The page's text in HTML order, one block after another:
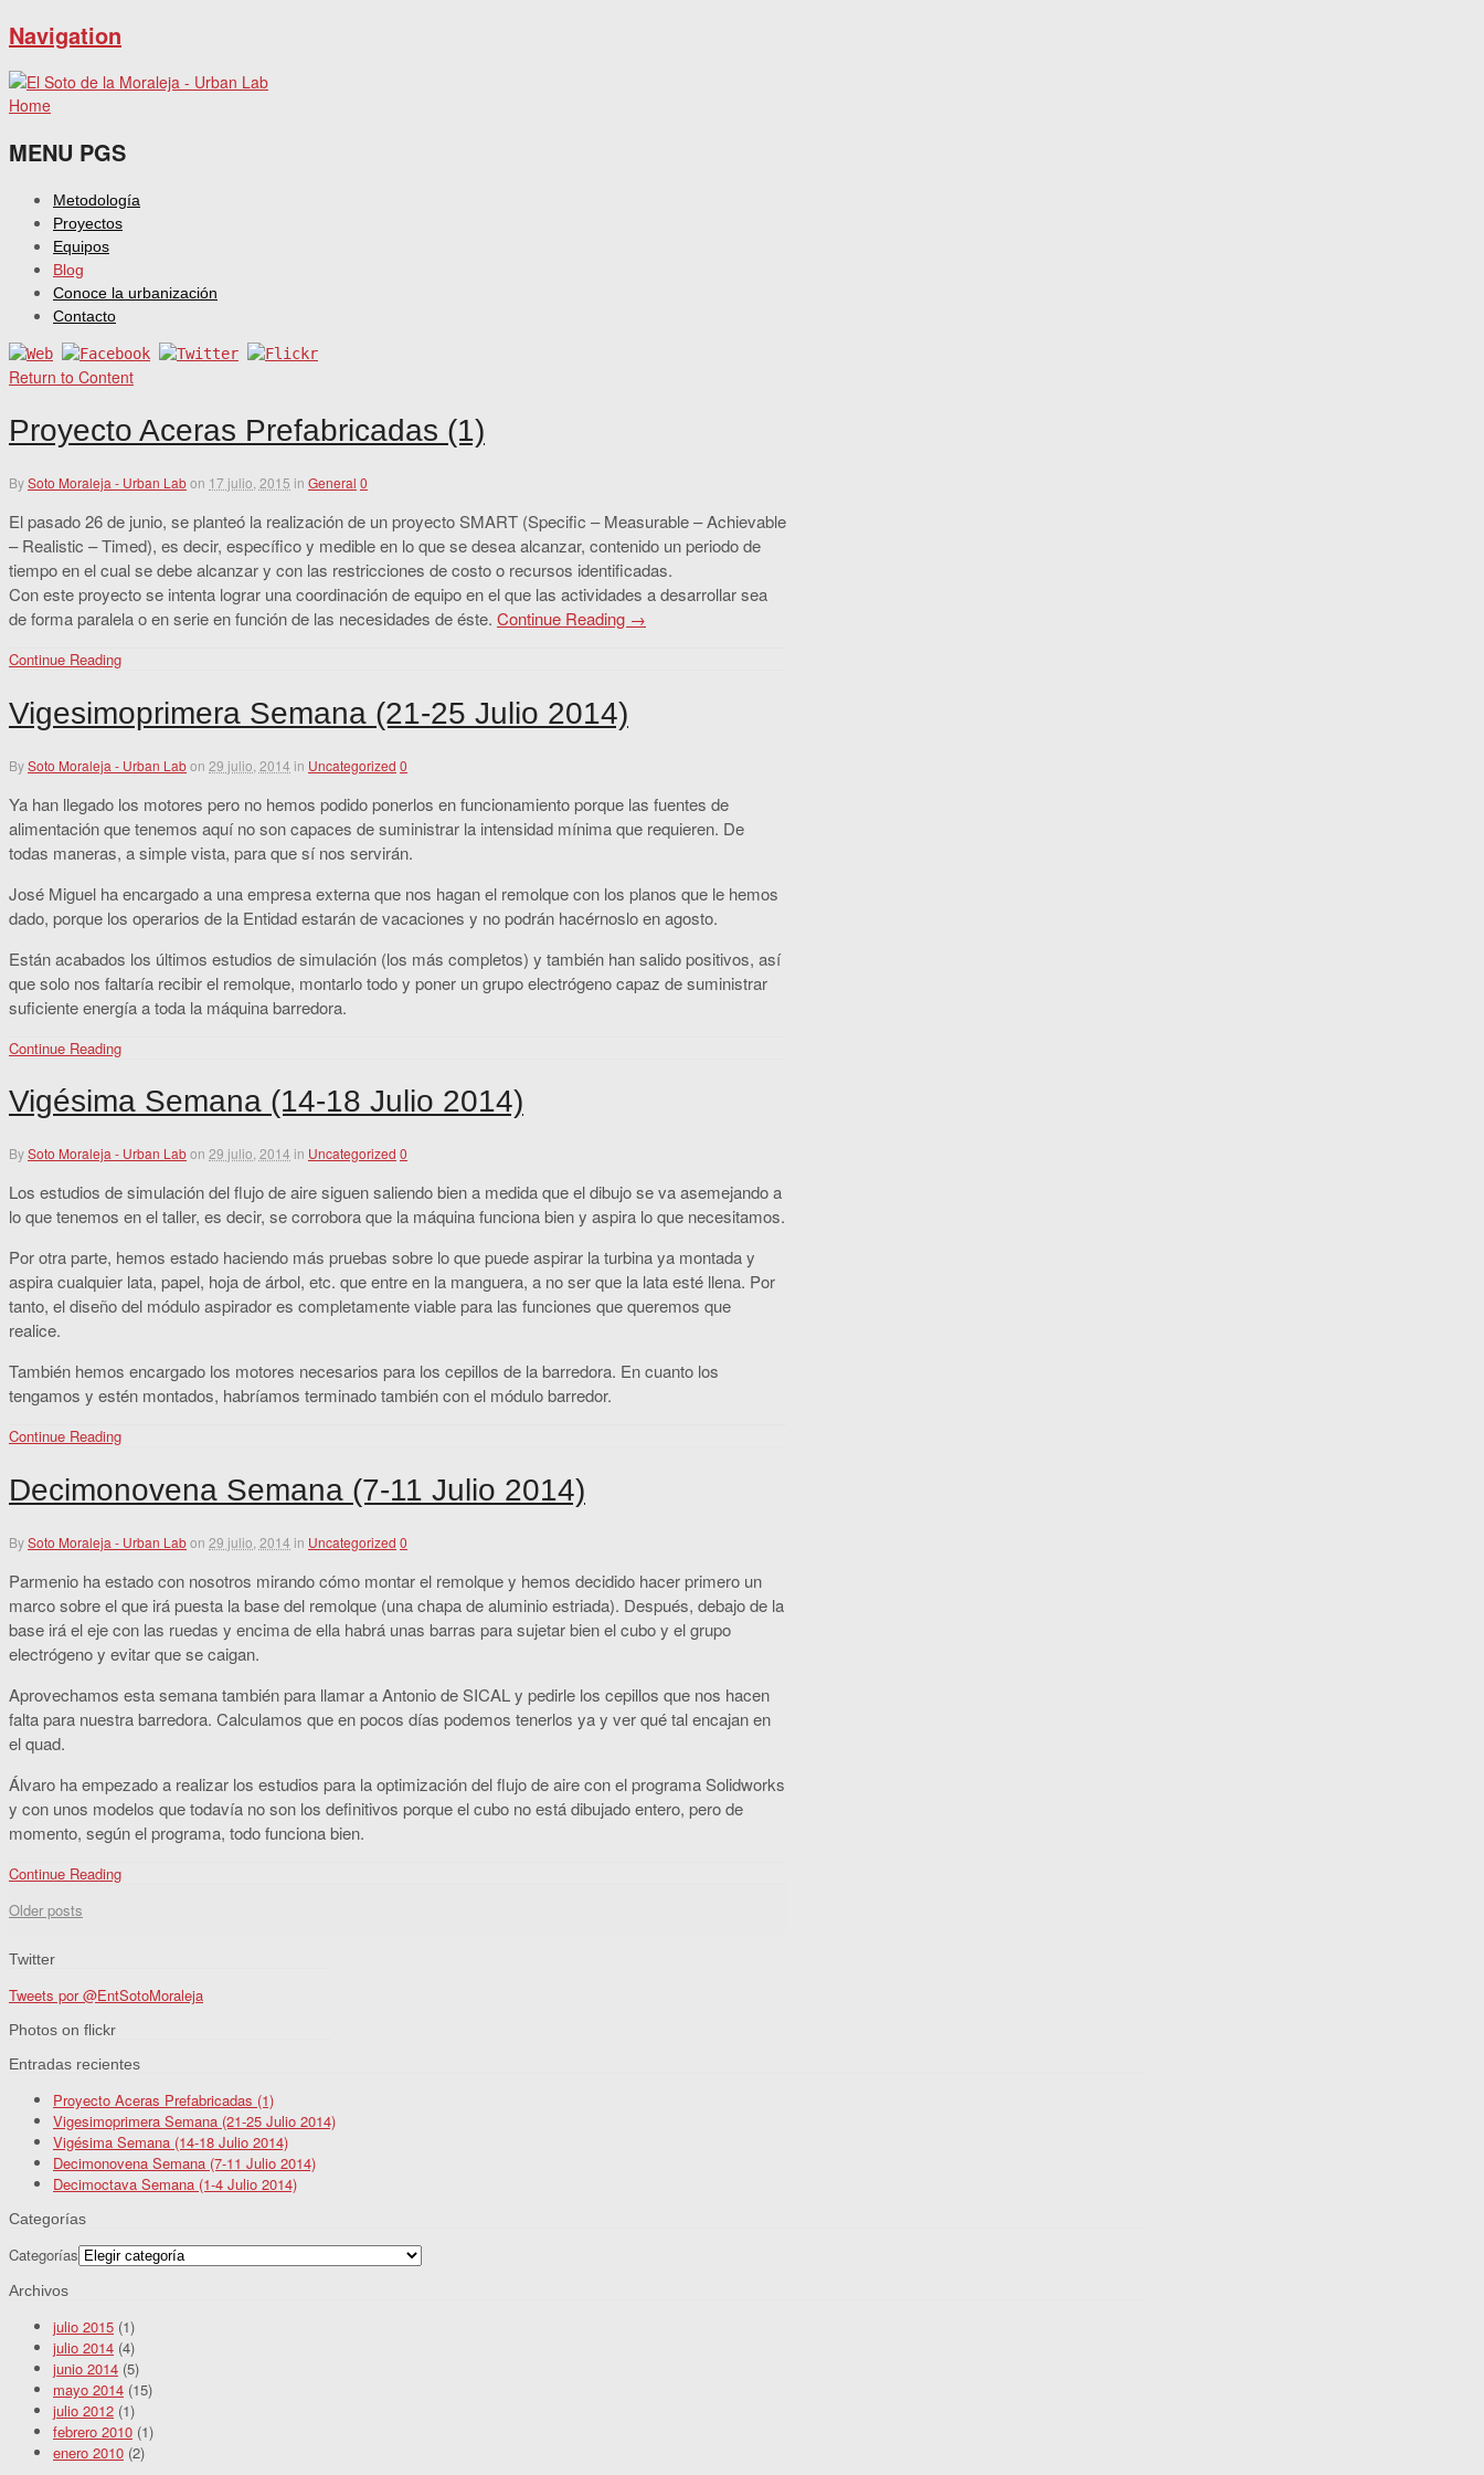
Navigation
Home
MENU PGS
Metodología
Proyectos
Equipos
Blog
Conoce la urbanización
Contacto
Return to Content
Proyecto Aceras Prefabricadas (1)
BySoto Moraleja - Urban Labon 17 julio, 2015 in General 0
El pasado 26 de junio, se planteó la realización de un proyecto SMART (Specific – Measurable – Achievable
– Realistic – Timed), es decir, específico y medible en lo que se desea alcanzar, contenido un periodo de
tiempo en el cual se debe alcanzar y con las restricciones de costo o recursos identificadas.
Con este proyecto se intenta lograr una coordinación de equipo en el que las actividades a desarrollar sea
de forma paralela o en serie en función de las necesidades de éste. Continue Reading →
Continue Reading
Vigesimoprimera Semana (21-25 Julio 2014)
BySoto Moraleja - Urban Labon 29 julio, 2014 in Uncategorized 0
Ya han llegado los motores pero no hemos podido ponerlos en funcionamiento porque las fuentes de
alimentación que tenemos aquí no son capaces de suministrar la intensidad mínima que requieren. De
todas maneras, a simple vista, para que sí nos servirán.
José Miguel ha encargado a una empresa externa que nos hagan el remolque con los planos que le hemos
dado, porque los operarios de la Entidad estarán de vacaciones y no podrán hacérnoslo en agosto.
Están acabados los últimos estudios de simulación (los más completos) y también han salido positivos, así
que solo nos faltaría recibir el remolque, montarlo todo y poner un grupo electrógeno capaz de suministrar
suficiente energía a toda la máquina barredora.
Continue Reading
Vigésima Semana (14-18 Julio 2014)
BySoto Moraleja - Urban Labon 29 julio, 2014 in Uncategorized 0
Los estudios de simulación del flujo de aire siguen saliendo bien a medida que el dibujo se va asemejando a
lo que tenemos en el taller, es decir, se corrobora que la máquina funciona bien y aspira lo que necesitamos.
Por otra parte, hemos estado haciendo más pruebas sobre lo que puede aspirar la turbina ya montada y
aspira cualquier lata, papel, hoja de árbol, etc. que entre en la manguera, a no ser que la lata esté llena. Por
tanto, el diseño del módulo aspirador es completamente viable para las funciones que queremos que
realice.
También hemos encargado los motores necesarios para los cepillos de la barredora. En cuanto los
tengamos y estén montados, habríamos terminado también con el módulo barredor.
Continue Reading
Decimonovena Semana (7-11 Julio 2014)
BySoto Moraleja - Urban Labon 29 julio, 2014 in Uncategorized 0
Parmenio ha estado con nosotros mirando cómo montar el remolque y hemos decidido hacer primero un
marco sobre el que irá puesta la base del remolque (una chapa de aluminio estriada). Después, debajo de la
base irá el eje con las ruedas y encima de ella habrá unas barras para sujetar bien el cubo y el grupo
electrógeno y evitar que se caigan.
Aprovechamos esta semana también para llamar a Antonio de SICAL y pedirle los cepillos que nos hacen
falta para nuestra barredora. Calculamos que en pocos días podemos tenerlos ya y ver qué tal encajan en
el quad.
Álvaro ha empezado a realizar los estudios para la optimización del flujo de aire con el programa Solidworks
y con unos modelos que todavía no son los definitivos porque el cubo no está dibujado entero, pero de
momento, según el programa, todo funciona bien.
Continue Reading
Older posts
Twitter
Tweets por @EntSotoMoraleja
Photos on flickr
Entradas recientes
Proyecto Aceras Prefabricadas (1)
Vigesimoprimera Semana (21-25 Julio 2014)
Vigésima Semana (14-18 Julio 2014)
Decimonovena Semana (7-11 Julio 2014)
Decimoctava Semana (1-4 Julio 2014)
Categorías
Categorías
Archivos
julio 2015 (1)
julio 2014 (4)
junio 2014 (5)
mayo 2014 (15)
julio 2012 (1)
febrero 2010 (1)
enero 2010 (2)